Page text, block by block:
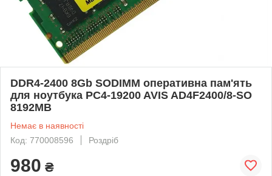
DDR4-2400 8Gb SODIMM оперативна пам'ять
для ноутбука PC4-19200 AVIS AD4F2400/8-SO
8192MB
Немає в наявності
Код: 770008596
Роздріб
980 ₴